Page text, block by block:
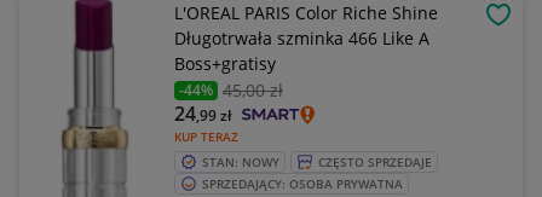
L'OREAL PARIS Color Riche Shine
Długotrwała szminka 466 Like A
Boss+gratisy
-44% 45,00 zł
KUP TERAZ
24,99zł
STAN: NOWY
CZĘSTO SPRZEDAJE
SPRZEDAJĄCY: OSOBA PRYWATNA